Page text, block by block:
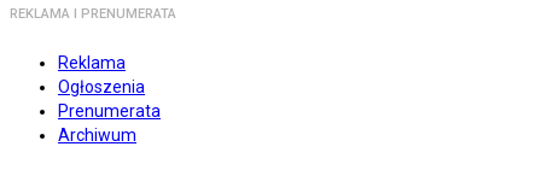
REKLAMA I PRENUMERATA
Reklama
Ogłoszenia
Prenumerata
Archiwum